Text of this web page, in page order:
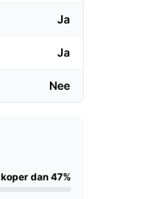
Ja
Ja
Nee
dan 47%